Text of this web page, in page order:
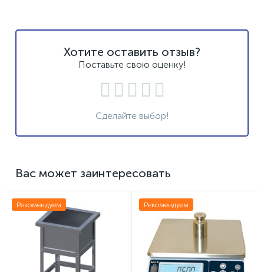
Хотите оставить отзыв?
Поставьте свою оценку!
Сделайте выбор!
Вас может заинтересовать
Рекомендуем Рекомендуем